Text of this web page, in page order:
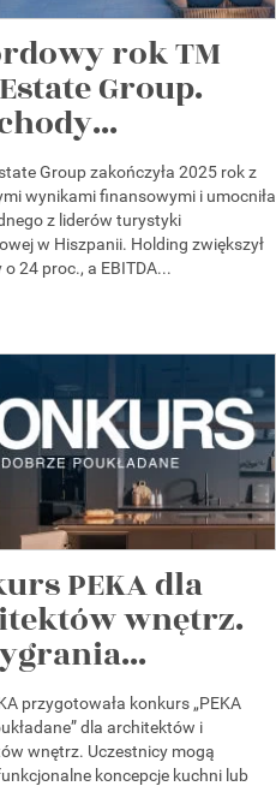
rok TM
Group.
Group zakończyła 2025 rok z
wynikami finansowymi i umocniła
z liderów turystyki
w Hiszpanii. Holding zwiększył
24 proc., a EBITDA...
PEKA dla
wnętrz.
przygotowała konkurs „PEKA
dla architektów i
wnętrz. Uczestnicy mogą
koncepcje kuchni lub